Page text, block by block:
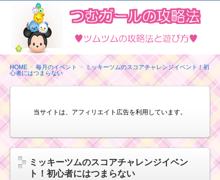
ム
ツ
ム
の
攻
略
び
方
HOME 毎月のイベント
ミッキーツムのスコアチャレンジイベント！初
心者にはつまらない
当サイトは、アフィリエイト広告を利用しています。
ミッキーツムのスコアチャレンジイベン
ト！初心者にはつまらない